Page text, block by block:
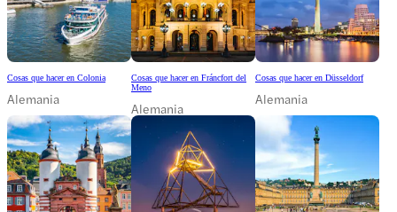
Cosas que hacer en Colonia
Alemania
Cosas que hacer en Fráncfort del
Meno
Alemania
Cosas que hacer en Düsseldorf
Alemania